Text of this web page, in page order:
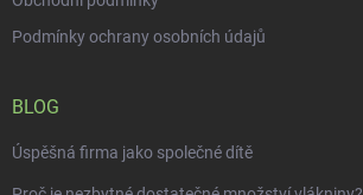
Podmínky ochrany osobních údajů
BLOG
Úspěšná firma jako společné dítě